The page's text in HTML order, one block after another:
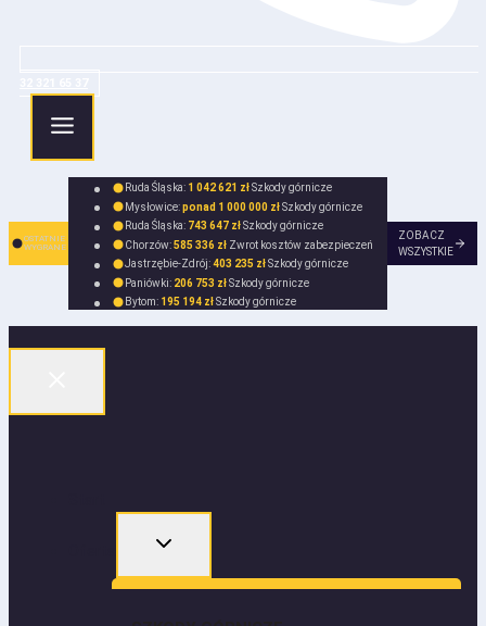
OSTATNIE
WYGRANE
Ruda Śląska: 1 042 621 złSzkody górnicze
Mysłowice:ponad 1 000 000 złSzkody górnicze
Ruda Śląska: 743 647 złSzkody górnicze
Chorzów:585 336 zł Zwrot kosztów zabezpieczeń
Jastrzębie-Zdrój:403 235 złSzkody górnicze
Paniówki: 206 753 złSzkody górnicze
Bytom: 195 194 złSzkody górnicze
ZOBACZ
WSZYSTKIE